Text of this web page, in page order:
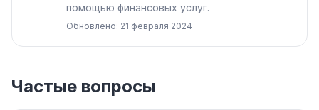
помощью финансовых услуг.
Обновлено: 21 февраля 2024
Частые вопросы